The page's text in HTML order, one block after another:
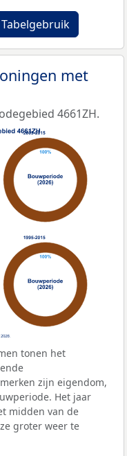
Tabelgebruik
met
4661ZH.
tonen het
zijn eigendom,
Het jaar
midden van de
groter weer te